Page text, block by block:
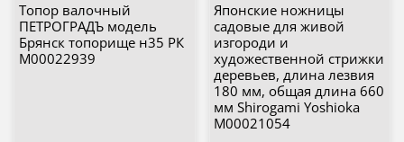
Топор валочный
ПЕТРОГРАДЪ модель
Брянск топорище н35 РК
М00022939
Японские ножницы
садовые для живой
изгороди и
художественной стрижки
деревьев, длина лезвия
180 мм, общая длина 660
мм Shirogami Yoshioka
М00021054